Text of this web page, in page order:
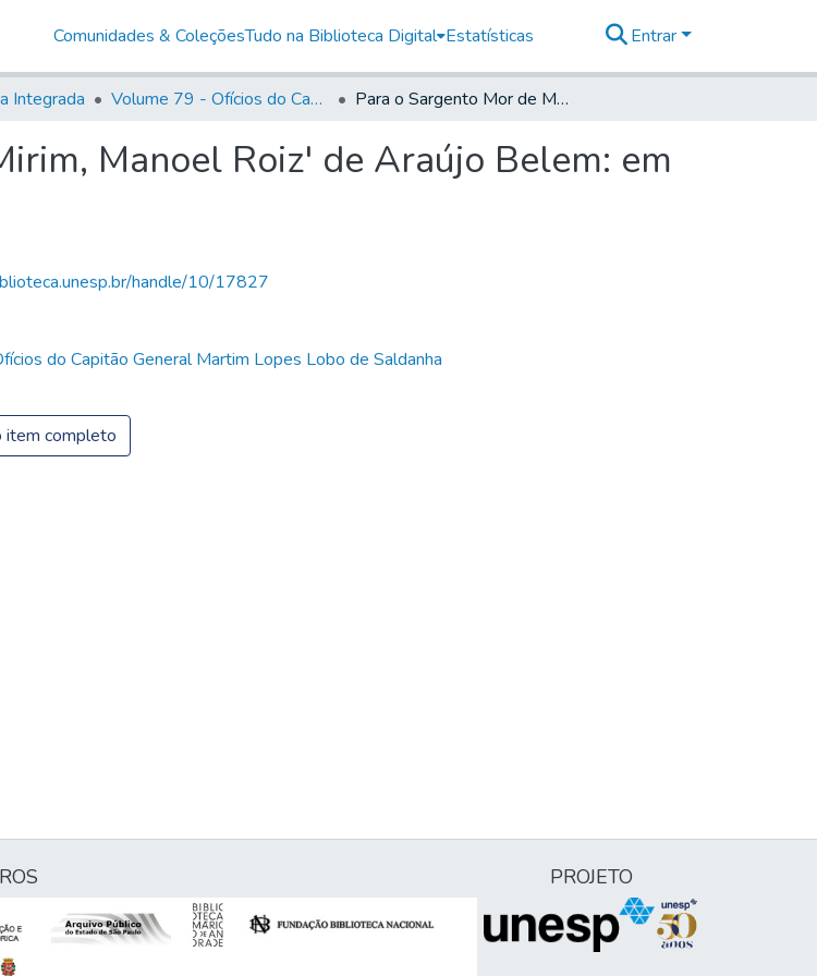
Comunidades & ColeçõesTudo na Biblioteca Digital Estatísticas Entrar
Integrada Volume 79 - Ofícios do Capitão General Martim Lopes Lobo de Saldanha (1777) Para o Sargento Mor de Mogy Mirim, Manoel Roiz' de Araújo Belem: em Mogy Guassú
Manoel Roiz' de Araújo Belem: em
handle/10/17827
do Capitão General Martim Lopes Lobo de Saldanha
item completo
PROJETO